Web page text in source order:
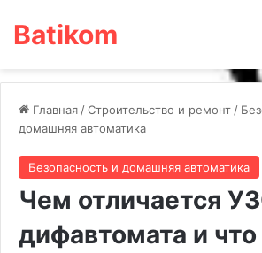
Batikom
Главная /Строительство и ремонт /
домашняя автоматика
Безопасность и домашняя автоматика
Чем отличается
дифавтомата и